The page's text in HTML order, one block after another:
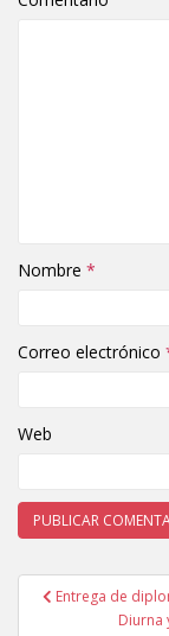
Nombre *
Correo electrónico
Web
Entrega de
Diurna